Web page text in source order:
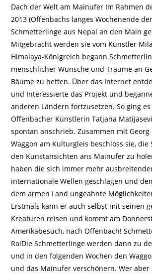
Dach der Welt am Mainufer Im Rahmen
2013 (Offenbachs langes Wochenende
Schmetterlinge aus Nepal an den Main
Mitgebracht werden sie vom Künstler
Himalaya-Königreich begann
menschlicher Wünsche und Träume an
Bäume zu heften. Über das Internet
und Interessierte das Projekt und
anderen Ländern fortzusetzen. So ging
Offenbacher Künstlerin Tatjana
spontan anschrieb. Zusammen mit Georg
Waggon am Kulturgleis beschloss sie, die
den Kunstansichten ans Mainufer zu
haben die sich immer mehr
internationale Wellen geschlagen und
dem armen Land ungeahnte
Erstmals kann er auch selbst mit seinen
Kreaturen reisen und kommt am
Amerikabesuch, nach Offenbach!
RaiDie Schmetterlinge werden dann zu
und in den folgenden Wochen den
und das Mainufer verschönern. Wer aber